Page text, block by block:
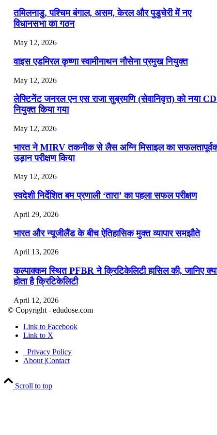
तमिलनाडु, पश्चिम बंगाल, असम, केरल और पुडुचेरी में नए
विधानसभा का गठन
May 12, 2026
वाइस एडमिरल कृष्णा स्वामीनाथन नौसेना प्रमुख नियुक्त
May 12, 2026
लेफ्टिनेंट जनरल एन एस राजा सुब्रमणि (सेवानिवृत्त) को नया
नियुक्त किया गया
May 12, 2026
भारत ने MIRV तकनीक से लैस अग्नि मिसाइल का
उड़ान परीक्षण किया
May 12, 2026
स्वदेशी निर्देशित बम प्रणाली ‘तारा’ का पहला सफल परीक्षण
April 29, 2026
भारत और न्यूजीलैंड के बीच ऐतिहासिक मुक्त व्यापार समझौते
April 13, 2026
कल्पाक्कम स्थित PFBR ने क्रिटिकेलिटी हासिल की, जानिए
होता है क्रिटिकेलिटी
April 12, 2026
April 9, 2026
नासा का आर्टेमिस-2 मिशन: मनुष्य एक बार फिर से चंद्रमा के
पहुंचा
April 7, 2026
© Copyright - edudose.com
Link to Facebook
Link to X
Privacy Policy
About |Contact
Scroll to top